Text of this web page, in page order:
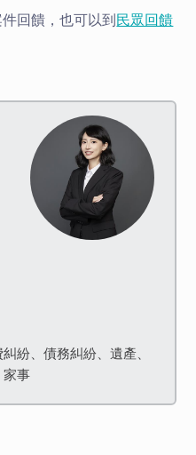
回饋，也可以到 民眾回饋
紛、債務糾紛、遺產、
家事